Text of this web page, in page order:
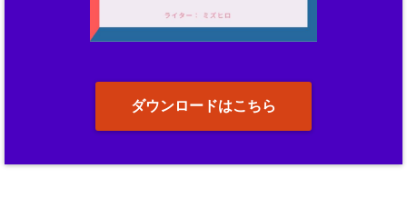
ダウンロードはこちら